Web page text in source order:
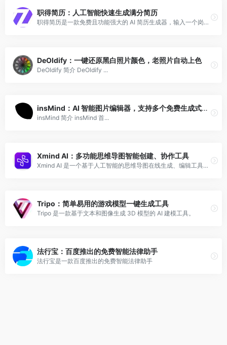
职得简历：人工智能快速生成满分简历
职得简历是一款免费且功能强大的 AI 简历生成器，输入一个岗位名称即可快速生成简历内容并自动排版。
DeOldify：一键还原黑白照片颜色，老照片自动上色
DeOldify 简介 DeOldify ...
insMind：AI 智能图片编辑器，支持多个免费生成式功能
insMind 简介 insMind 首...
Xmind AI：多功能思维导图智能创建、协作工具
Xmind AI 是一个基于人工智能的思维导图在线生成、编辑工具，支持多人在线协作。
Tripo：简单易用的游戏模型一键生成工具
Tripo 是一款基于文本和图像生成 3D 模型的 AI 建模工具。
法行宝：百度推出的免费智能法律助手
法行宝是一款百度推出的免费智能法律助手